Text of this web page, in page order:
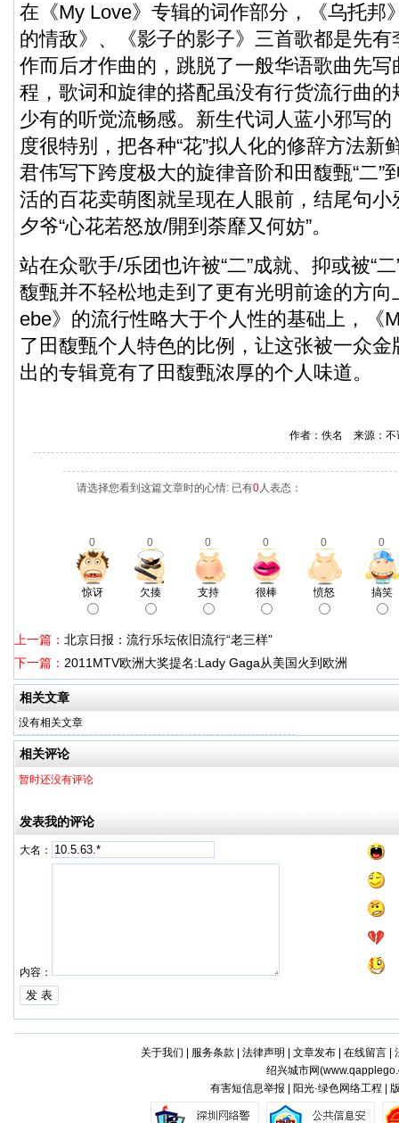
在《My Love》专辑的词作部分，《乌托邦
的情敌》、《影子的影子》三首歌都是先
作而后才作曲的，跳脱了一般华语歌曲先
程，歌词和旋律的搭配虽没有行货流行曲
少有的听觉流畅感。新生代词人蓝小邪写
度很特别，把各种“花”拟人化的修辞方法新
君伟写下跨度极大的旋律音阶和田馥甄“二”
活的百花卖萌图就呈现在人眼前，结尾句
夕爷“心花若怒放/開到荼靡又何妨”。
站在众歌手/乐团也许被“二”成就、抑或被“
馥甄并不轻松地走到了更有光明前途的方向
ebe》的流行性略大于个人性的基础上，《
了田馥甄个人特色的比例，让这张被一众
出的专辑竟有了田馥甄浓厚的个人味道。
作者：佚名 来源：
请选择您看到这篇文章时的心情: 已有0人表态：
0 0 0 0 0 0
惊讶 欠揍 支持 很棒 愤怒 搞笑
上一篇： 北京日报：流行乐坛依旧流行“老三样”
下一篇： 2011MTV欧洲大奖提名:Lady Gaga从美国火到欧洲
相关文章
没有相关文章
相关评论
暂时还没有评论
发表我的评论
大名：
内容：
关于我们 服务条款 法律声明 文章发布| 在线留言|
绍兴城市网(
有害短信息举报 | 阳光·绿色网络工程 |